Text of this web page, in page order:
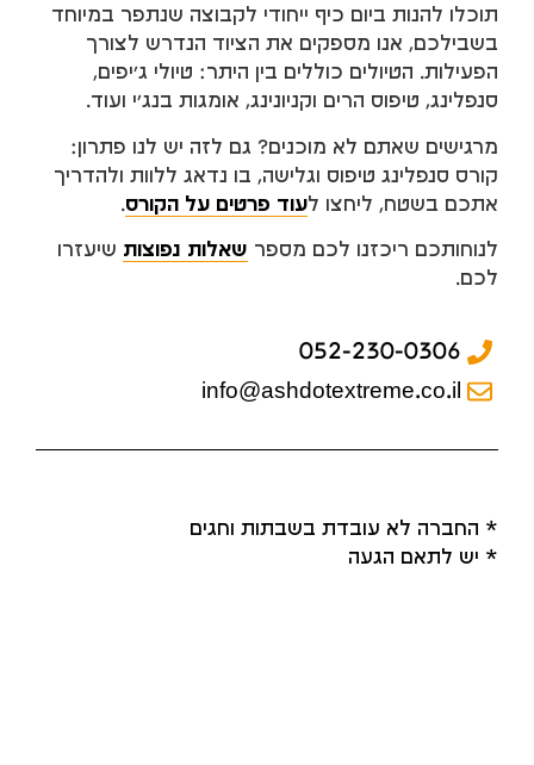
תוכלו להנות ביום כיף ייחודי לקבוצה שנתפר במיוחד
בשבילכם, אנו מספקים את הציוד הנדרש לצורך
הפעילות. הטיולים כוללים בין היתר: טיולי ג’יפים,
סנפלינג, טיפוס הרים וקניונינג, אומגות בנג’י ועוד.
מרגישים שאתם לא מוכנים? גם לזה יש לנו פתרון:
קורס סנפלינג טיפוס וגלישה, בו נדאג ללוות ולהדריך
אתכם בשטח, ליחצו לעוד פרטים על הקורס.
לנוחותכם ריכזנו לכם מספר שאלות נפוצות שיעזרו
לכם.
052-230-0306
info@ashdotextreme.co.il
* החברה לא עובדת בשבתות וחגים
* יש לתאם הגעה